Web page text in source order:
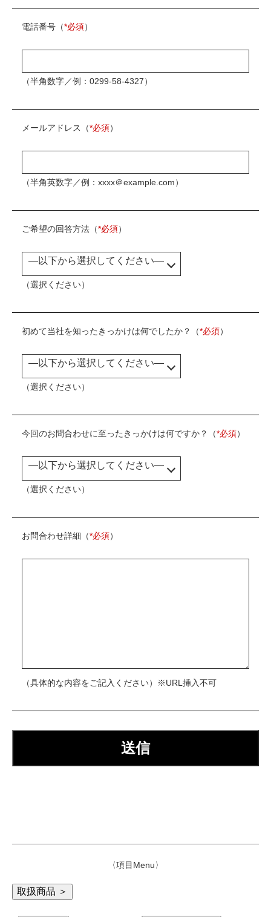
電話番号（*必須）
（半角数字／例：0299-58-4327）
メールアドレス（*必須）
（半角英数字／例：xxxx＠example.com）
ご希望の回答方法（*必須）
（選択ください）
初めて当社を知ったきっかけは何でしたか？（*必須）
（選択ください）
今回のお問合わせに至ったきっかけは何ですか？（*必須）
（選択ください）
お問合わせ詳細（*必須）
（具体的な内容をご記入ください）※URL挿入不可
〈項目Menu〉
取扱商品 ＞